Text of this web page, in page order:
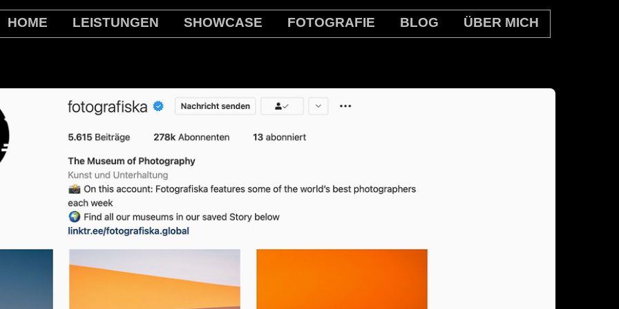
HOME LEISTUNGEN SHOWCASE FOTOGRAFIE BLOG ÜBER MICH